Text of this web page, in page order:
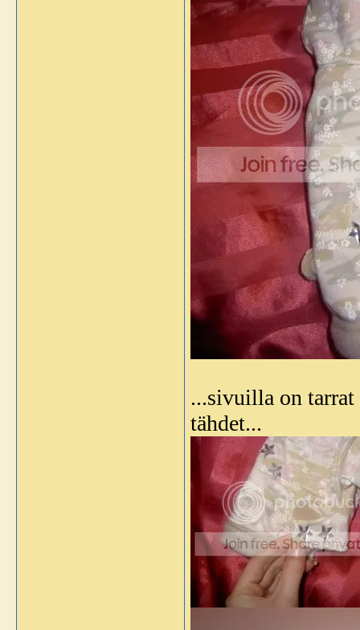
...sivuilla on
tähdet...